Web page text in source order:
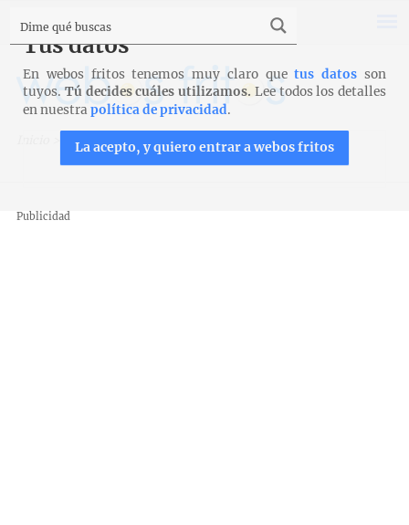
Recetas Carnes y aves Morteruelo conquense
Publicidad
Tus datos
En webos fritos tenemos muy claro quetus datos son
tuyos. Tú decides cuáles utilizamos. Lee todos los detalles
en nuestrapolítica de privacidad.
La acepto, y quiero entrar a webos fritos